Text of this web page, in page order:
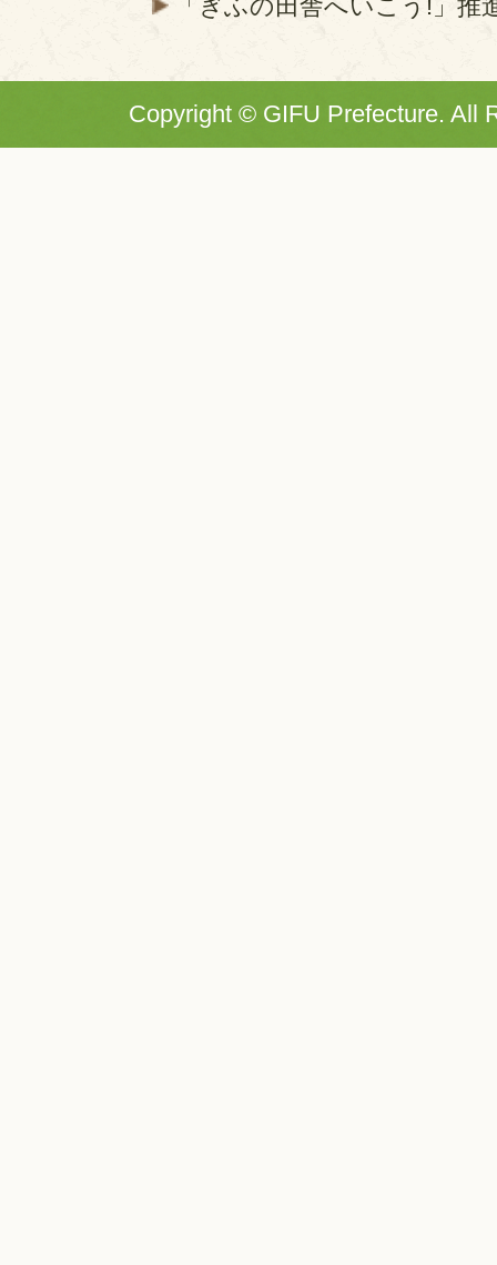
「ぎふの田舎へいこう!」推
Copyright © GIFU Prefecture. All